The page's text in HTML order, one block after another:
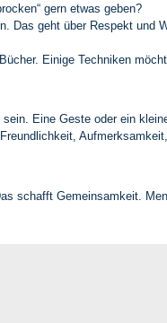
gern etwas geben?
Das geht über Respekt und
Einige Techniken
Eine Geste oder ein
schafft Gemeinsamkeit.